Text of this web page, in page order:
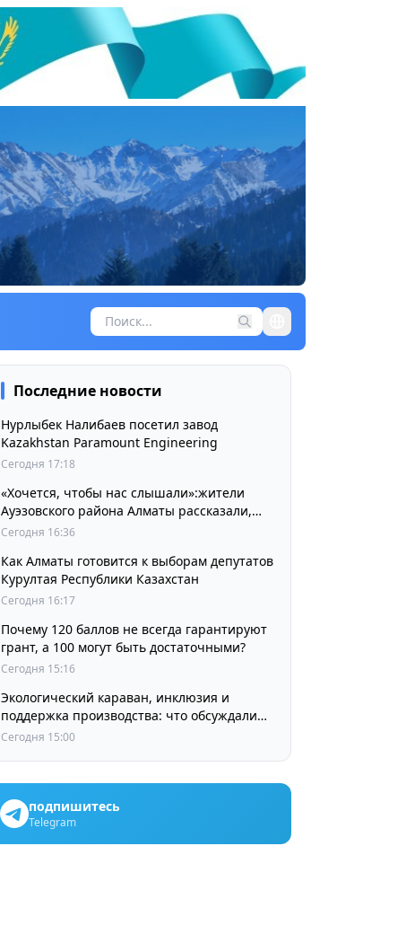
Последние новости
Нурлыбек Налибаев посетил завод
Kazakhstan Paramount Engineering
Сегодня 17:18
«Хочется, чтобы нас слышали»:жители
Ауэзовского района Алматы рассказали,
чего ждут от выборов депутатов Курултая
Сегодня 16:36
Как Алматы готовится к выборам депутатов
Курултая Республики Казахстан
Сегодня 16:17
Почему 120 баллов не всегда гарантируют
грант, а 100 могут быть достаточными?
Сегодня 15:16
Экологический караван, инклюзия и
поддержка производства: что обсуждали
партии в регионах
Сегодня 15:00
подпишитесь
Telegram